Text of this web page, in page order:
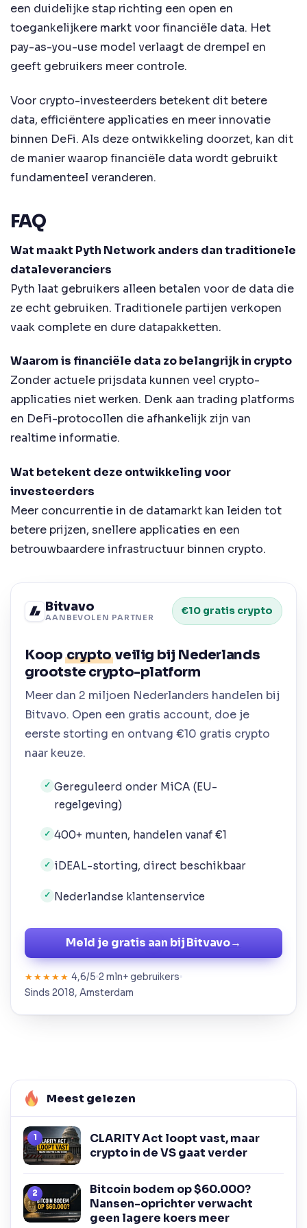
een duidelijke stap richting een open en
toegankelijkere markt voor financiële data. Het
pay-as-you-use model verlaagt de drempel en
geeft gebruikers meer controle.
Voor crypto-investeerders betekent dit betere
data, efficiëntere applicaties en meer innovatie
binnen DeFi. Als deze ontwikkeling doorzet, kan dit
de manier waarop financiële data wordt gebruikt
fundamenteel veranderen.
FAQ
Wat maakt Pyth Network anders dan traditionele
dataleveranciers
Pyth laat gebruikers alleen betalen voor de data die
ze echt gebruiken. Traditionele partijen verkopen
vaak complete en dure datapakketten.
Waarom is financiële data zo belangrijk in crypto
Zonder actuele prijsdata kunnen veel crypto-
applicaties niet werken. Denk aan trading platforms
en DeFi-protocollen die afhankelijk zijn van
realtime informatie.
Wat betekent deze ontwikkeling voor
investeerders
Meer concurrentie in de datamarkt kan leiden tot
betere prijzen, snellere applicaties en een
betrouwbaardere infrastructuur binnen crypto.
Bitvavo
AANBEVOLEN PARTNER
€10 gratis crypto
Koopcryptoveilig bij Nederlands
grootste crypto-platform
Meer dan 2 miljoen Nederlanders handelen bij
Bitvavo. Open een gratis account, doe je
eerste storting en ontvang €10 gratis crypto
naar keuze.
✓ Gereguleerd onder MiCA (EU-
regelgeving)
✓ 400+ munten, handelen vanaf €1
✓ iDEAL-storting, direct beschikbaar
✓ Nederlandse klantenservice
Meld je gratis aan bij Bitvavo→
★★★★★ 4,6/5 2 mln+ gebruikers
Sinds 2018, Amsterdam
Meest gelezen
CLARITY Act loopt vast, maar
crypto in de VS gaat verder
Bitcoin bodem op $60.000?
Nansen-oprichter verwacht
geen lagere koers meer